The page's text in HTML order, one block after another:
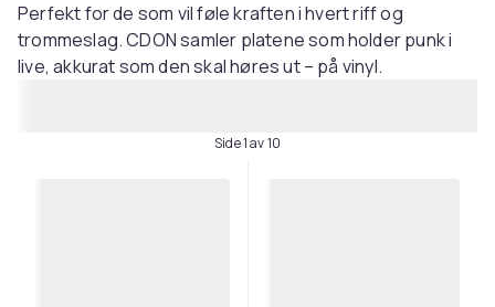
Perfekt for de som vil føle kraften i hvert riff og
trommeslag. CDON samler platene som holder punk i
live, akkurat som den skal høres ut – på vinyl.
Side 1 av 10